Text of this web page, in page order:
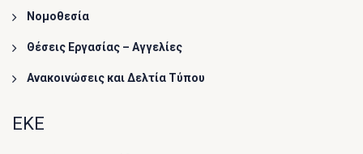
Νομοθεσία
Θέσεις Εργασίας – Αγγελίες
Ανακοινώσεις και Δελτία Τύπου
ΕΚΕ